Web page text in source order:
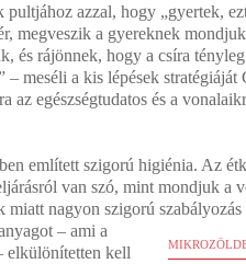
pultjához azzal, hogy „gyertek,
megveszik a gyereknek
és rájönnek, hogy a csíra
– meséli a kis lépések
az egészségtudatos és a
említett szigorú higiénia. Az
van szó, mint mondjuk a
miatt nagyon szigorú
– ami a
elkülönítetten kell